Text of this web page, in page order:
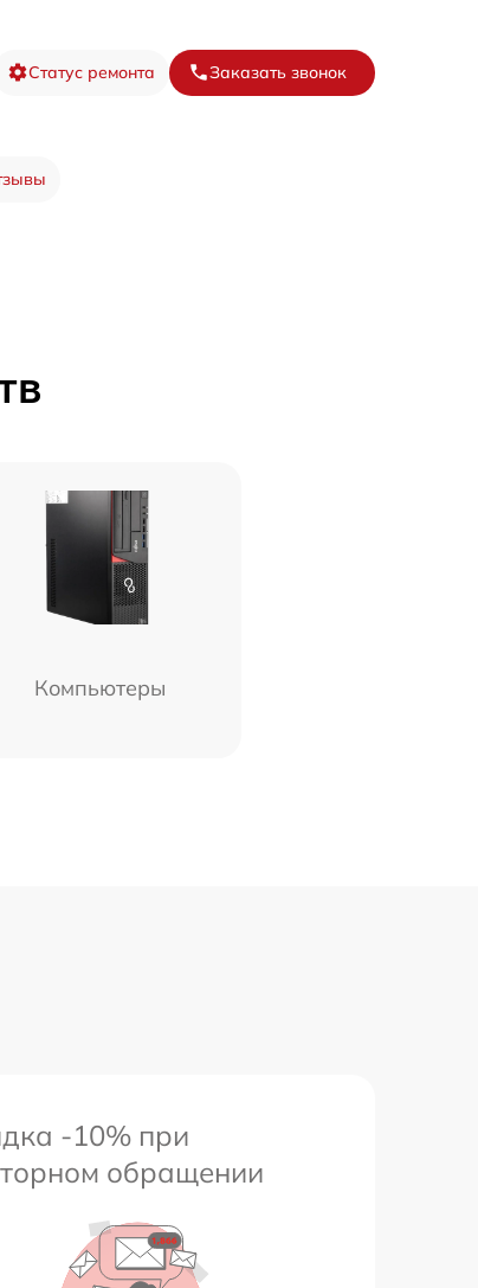
Статус ремонта Заказать звонок
Компьютеры
-10% при
обращении